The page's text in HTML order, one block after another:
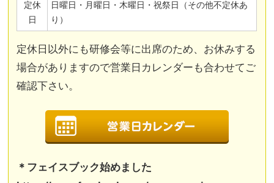
定休
日
日曜日・月曜日・木曜日・祝祭日（その他不定休あ
り）
定休日以外にも研修会等に出席のため、お休みする
場合がありますので営業日カレンダーも合わせてご
確認下さい。
＊フェイスブック始めました